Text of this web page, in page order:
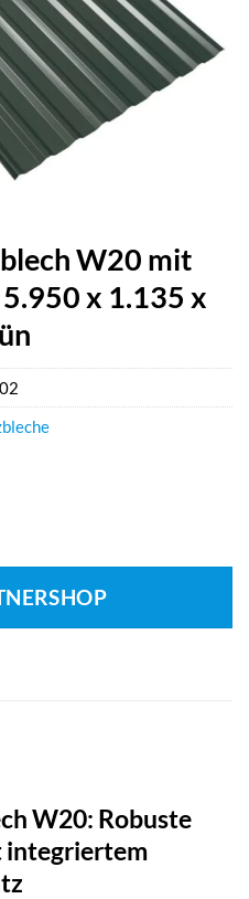
W20 mit
x 1.135 x
W20: Robuste
integriertem